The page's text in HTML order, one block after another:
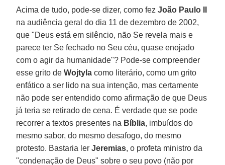
Acima de tudo, pode-se dizer, como fezJoão Paulo II
na audiência geral do dia 11 de dezembro de 2002,
que "Deus está em silêncio, não Se revela mais e
parece ter Se fechado no Seu céu, quase enojado
com o agir da humanidade"? Pode-se compreender
esse grito deWojtyla como literário, como um grito
enfático a ser lido na sua intenção, mas certamente
não pode ser entendido como afirmação de que Deus
já teria se retirado de cena. É verdade que se pode
recorrer a textos presentes na Bíblia, imbuídos do
mesmo sabor, do mesmo desafogo, do mesmo
protesto. Bastaria lerJeremias, o profeta ministro da
"condenação de Deus" sobre o seu povo (não por